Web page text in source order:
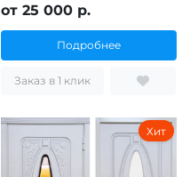
от 25 000 р.
Подробнее
Заказ в 1 клик
Хит